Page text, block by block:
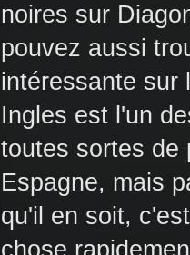
noires sur
pouvez aussi
intéressante sur
Ingles est l'un
toutes sortes de
Espagne, mais
qu'il en soit,
chose